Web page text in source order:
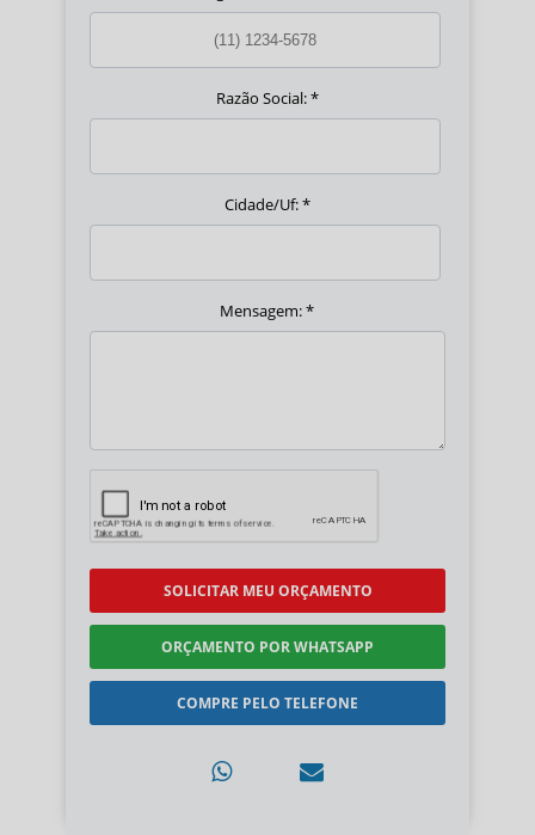
Razão Social:*
Cidade/Uf:*
Mensagem:*
SOLICITAR MEU ORÇAMENTO
ORÇAMENTO POR WHATSAPP
COMPRE PELO TELEFONE